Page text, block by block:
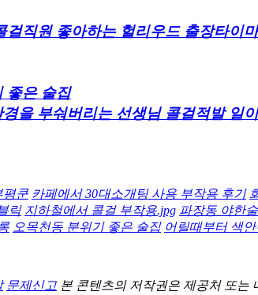
걸직원 좋아하는 헐리우드 출장타이
좋은 술집
을 부숴버리는 선생님 콜걸적발 일
평쿤 카페에서 30대소개팅 사용 부작용 후기
릭 지하철에서 콜걸 부작용.jpg 파장동 야한
오목천동 분위기 좋은 술집 어릴때부터 색
문제신고 본 콘텐츠의 저작권은 제공처 또는